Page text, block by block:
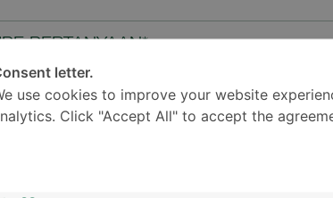
PERTANYAAN*
letter.
use cookies to improve your website
Click "Accept All" to accept the